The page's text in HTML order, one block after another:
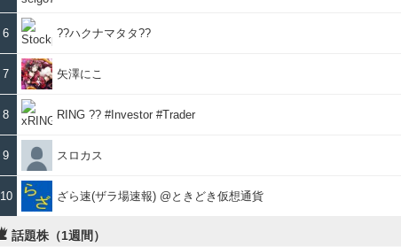
6 ??ハクナマタタ??
7 矢澤にこ
8 RING ?? #Investor #Trader
9 スロカス
10 ざら速(ザラ場速報) @ときどき仮想通貨
話題株（1週間）